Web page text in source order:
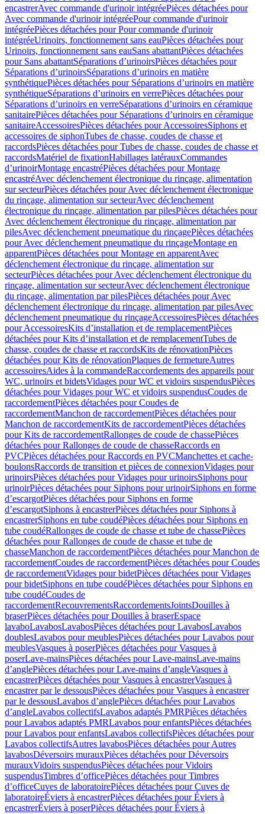
encastrerAvec commande d'urinoir intégréePièces détachées pour
Avec commande d'urinoir intégréePour commande d'urinoir
intégréePièces détachées pour Pour commande d'urinoir
intégréeUrinoirs, fonctionnement sans eauPièces détachées pour
Urinoirs, fonctionnement sans eauSans abattantPièces détachées
pour Sans abattantSéparations d’urinoirsPièces détachées pour
Séparations d’urinoirsSéparations d’urinoirs en matière
synthétiquePièces détachées pour Séparations d’urinoirs en matière
synthétiqueSéparations d’urinoirs en verrePièces détachées pour
Séparations d’urinoirs en verreSéparations d’urinoirs en céramique
sanitairePièces détachées pour Séparations d’urinoirs en céramique
sanitaireAccessoiresPièces détachées pour AccessoiresSiphons et
accessoires de siphonTubes de chasse, coudes de chasse et
raccordsPièces détachées pour Tubes de chasse, coudes de chasse et
raccordsMatériel de fixationHabillages latérauxCommandes
dʼurinoirMontage encastréPièces détachées pour Montage
encastréAvec déclenchement électronique du rinçage, alimentation
sur secteurPièces détachées pour Avec déclenchement électronique
du rinçage, alimentation sur secteurAvec déclenchement
électronique du rinçage, alimentation par pilesPièces détachées pour
Avec déclenchement électronique du rinçage, alimentation par
pilesAvec déclenchement pneumatique du rinçagePièces détachées
pour Avec déclenchement pneumatique du rinçageMontage en
apparentPièces détachées pour Montage en apparentAvec
déclenchement électronique du rinçage, alimentation sur
secteurPièces détachées pour Avec déclenchement électronique du
rinçage, alimentation sur secteurAvec déclenchement électronique
du rinçage, alimentation par pilesPièces détachées pour Avec
déclenchement électronique du rinçage, alimentation par pilesAvec
déclenchement pneumatique du rinçageAccessoiresPièces détachées
pour AccessoiresKits d’installation et de remplacementPièces
détachées pour Kits d’installation et de remplacementTubes de
chasse, coudes de chasse et raccordsKits de rénovationPièces
détachées pour Kits de rénovationPlaques de fermetureAutres
accessoiresAides à la commandeRaccordements des appareils pour
WC, urinoirs et bidetsVidages pour WC et vidoirs suspendusPièces
détachées pour Vidages pour WC et vidoirs suspendusCoudes de
raccordementPièces détachées pour Coudes de
raccordementManchon de raccordementPièces détachées pour
Manchon de raccordementKits de raccordementPièces détachées
pour Kits de raccordementRallonges de coude de chassePièces
détachées pour Rallonges de coude de chasseRaccords en
PVCPièces détachées pour Raccords en PVCManchettes et cache-
boulonsRaccords de transition et pièces de connexionVidages pour
urinoirsPièces détachées pour Vidages pour urinoirsSiphons pour
urinoirPièces détachées pour Siphons pour urinoirSiphons en forme
d’escargotPièces détachées pour Siphons en forme
d’escargotSiphons à encastrerPièces détachées pour Siphons à
encastrerSiphons en tube coudéPièces détachées pour Siphons en
tube coudéRallonges de coude de chasse et tube de chassePièces
détachées pour Rallonges de coude de chasse et tube de
chasseManchon de raccordementPièces détachées pour Manchon de
raccordementCoudes de raccordementPièces détachées pour Coudes
de raccordementVidages pour bidetPièces détachées pour Vidages
pour bidetSiphons en tube coudéPièces détachées pour Siphons en
tube coudéCoudes de
raccordementRecouvrementsRaccordementsJointsDouilles à
braserPièces détachées pour Douilles à braserEspace
lavaboLavabosLavabosPièces détachées pour LavabosLavabos
doublesLavabos pour meublesPièces détachées pour Lavabos pour
meublesVasques à poserPièces détachées pour Vasques à
poserLave-mainsPièces détachées pour Lave-mainsLave-mains
d’anglePièces détachées pour Lave-mains d’angleVasques à
encastrerPièces détachées pour Vasques à encastrerVasques à
encastrer par le dessousPièces détachées pour Vasques à encastrer
par le dessousLavabos d’anglePièces détachées pour Lavabos
d’angleLavabos collectifsLavabos adaptés PMRPièces détachées
pour Lavabos adaptés PMRLavabos pour enfantsPièces détachées
pour Lavabos pour enfantsLavabos collectifsPièces détachées pour
Lavabos collectifsAutres lavabosPièces détachées pour Autres
lavabosDéversoirs murauxPièces détachées pour Déversoirs
murauxVidoirs suspendusPièces détachées pour Vidoirs
suspendusTimbres dʼofficePièces détachées pour Timbres
dʼofficeCuves de laboratoirePièces détachées pour Cuves de
laboratoireÉviers à encastrerPièces détachées pour Éviers à
encastrerÉviers à poserPièces détachées pour Éviers à